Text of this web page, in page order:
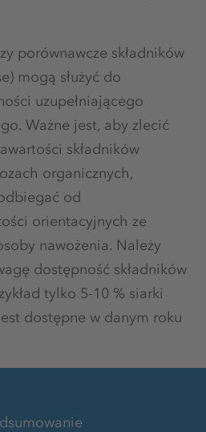
porównawcze składników
mogą służyć do
uzupełniającego
Ważne jest, aby zlecić
składników
organicznych,
od
orientacyjnych ze
nawożenia. Należy
dostępność składników
tylko 5-10 % siarki
dostępne w danym roku